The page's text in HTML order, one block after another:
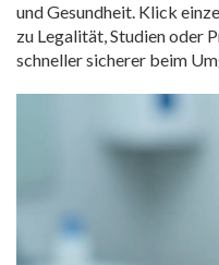
und Gesundheit. Klick
zu Legalität, Studien oder
schneller sicherer beim